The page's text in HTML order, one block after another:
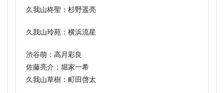
久我山柊聖：杉野遥亮
久我山玲苑：横浜流星
渋谷萌：高月彩良
佐藤亮介：堀家一希
久我山草樹：町田啓太